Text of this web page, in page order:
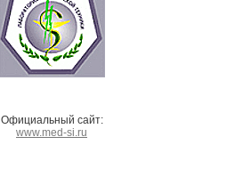
Официальный сайт:
www.med-si.ru